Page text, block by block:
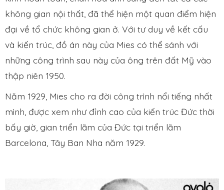
không gian nội thất, đã thể hiện một quan điểm hiện
đại về tổ chức không gian ở. Với tư duy về kết cấu
và kiến trúc, đồ án này của Mies có thể sánh với
những công trình sau này của ông trên đất Mỹ vào
thập niên 1950.
Năm 1929, Mies cho ra đời công trình nổi tiếng nhất
mình, được xem như đỉnh cao của kiến trúc Đức thời
bấy giờ, gian triển lãm của Đức tại triển lãm
Barcelona, Tây Ban Nha năm 1929.